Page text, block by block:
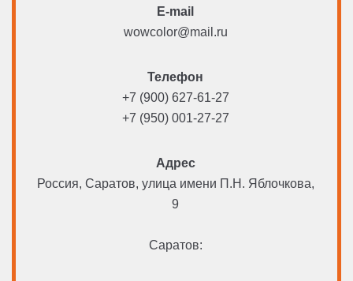
E-mail
wowcolor@mail.ru
Телефон
+7 (900) 627-61-27
+7 (950) 001-27-27
Адрес
Россия, Саратов, улица имени П.Н. Яблочкова,
9
Саратов: